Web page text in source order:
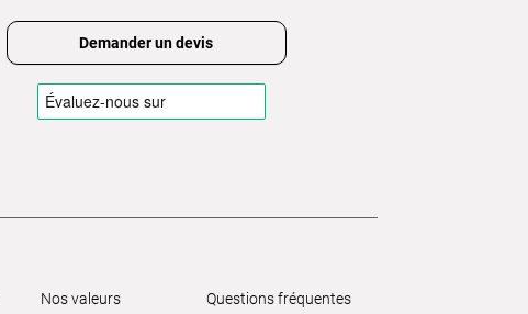
Demander un devis
Nos valeurs
Questions fréquentes